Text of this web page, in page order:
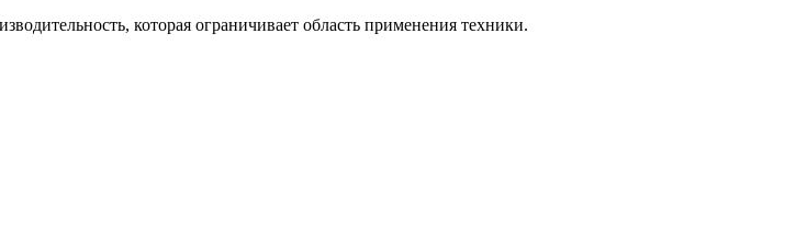
которая ограничивает область применения техники.